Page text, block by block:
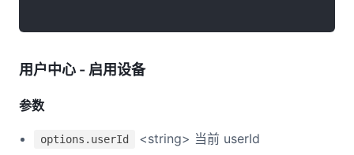
用户中心 - 启用设备
参数
options.userId <string> 当前 userId